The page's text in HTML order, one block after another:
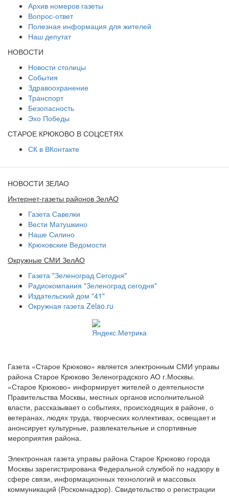
Архив номеров газеты
Вопрос-ответ
Полезная информация для жителей
Наш депутат
НОВОСТИ
Новости столицы
События
Здравоохранение
Транспорт
Безопасность
Эхо Победы
СТАРОЕ КРЮКОВО В СОЦСЕТЯХ
СК в ВКонтакте
НОВОСТИ ЗЕЛАО
Интернет-газеты районов ЗелАО
Газета Савелки
Вести Матушкино
Наше Силино
Крюковские Ведомости
Окружные СМИ ЗелАО
Газета "Зеленоград Сегодня"
Радиокомпания "Зеленоград сегодня"
Издательский дом "41"
Окружная газета Zelao.ru
Газета «Старое Крюково» является электронным СМИ управы
района Старое Крюково Зеленоградского АО г.Москвы.
«Старое Крюково» информирует жителей о деятельности
Правительства Москвы, местных органов исполнительной
власти, рассказывает о событиях, происходящих в районе, о
ветеранах, людях труда, творческих коллективах, освещает и
анонсирует культурные, развлекательные и спортивные
мероприятия района.
Электронная газета управы района Старое Крюково города
Москвы зарегистрирована Федеральной службой по надзору в
сфере связи, информационных технологий и массовых
коммуникаций (Роскомнадзор). Свидетельство о регистрации